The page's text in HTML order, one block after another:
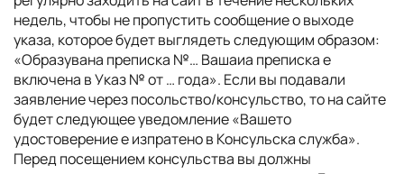
недель, чтобы не пропустить сообщение о выходе
указа, которое будет выглядеть следующим образом:
«Образувана преписка №… Вашаиа преписка е
включена в Указ № от … года». Если вы подавали
заявление через посольство/консульство, то на сайте
будет следующее уведомление «Вашето
удостоверение е изпратено в Консульска служба».
Перед посещением консульства вы должны